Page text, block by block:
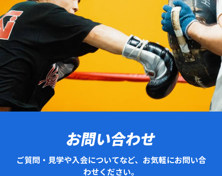
お問い合わせ
ご質問・見学や入会についてなど、お気軽にお問い合
わせください。